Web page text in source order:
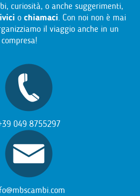
curiosità, o anche suggerimenti,
o chiamaci. Con noi non è mai
il viaggio anche in un
049 8755297